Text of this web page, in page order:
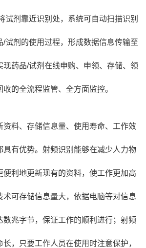
试剂靠近识别处，系统可自动扫描识别
/试剂的使用过程，形成数据信息传输至
现药品/试剂在线申购、申领、存储、领
的全流程监管、全方面监控。
资料、存储信息量、使用寿命、工作效
具有优势。射频识别能够在减少人力物
便利地更新现有的资料，使工作更加高
术可存储信息量大，依据电脑等对信息
数兆字节，保证工作的顺利进行；射频
，只要工作人员在使用时注意保护，